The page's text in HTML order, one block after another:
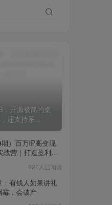
，开源极简的桌
还支持系...
期）百万IP高变现
营｜打造盈利赚
成交积累客户案
921人已阅读
：有钱人如果讲礼
霉，会破产